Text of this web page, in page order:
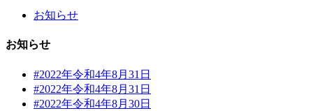
お知らせ
お知らせ
#2022年令和4年8月31日
#2022年令和4年8月31日
#2022年令和4年8月30日